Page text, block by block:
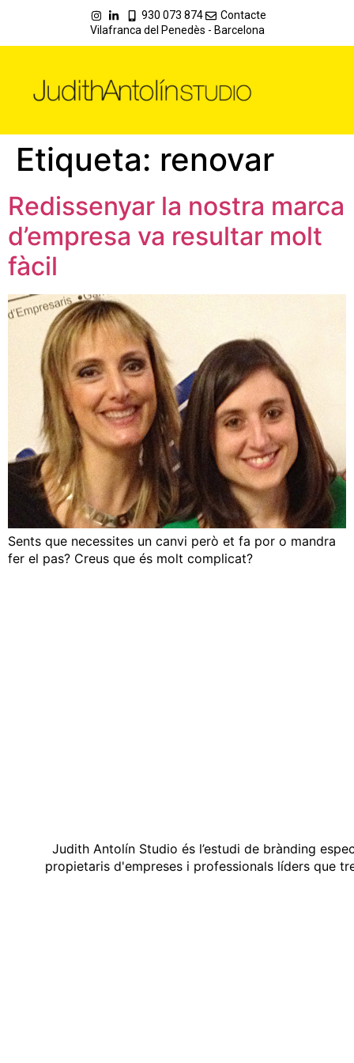
930 073 874
Contacte
Vilafranca del Penedès - Barcelona
Etiqueta: renovar
Redissenyar la nostra marca
d’empresa va resultar molt
fàcil
Sents que necessites un canvi però et fa por o mandra
fer el pas? Creus que és molt complicat?
Judith Antolín Studio és l’estudi de brànding
propietaris d'empreses i professionals líders que